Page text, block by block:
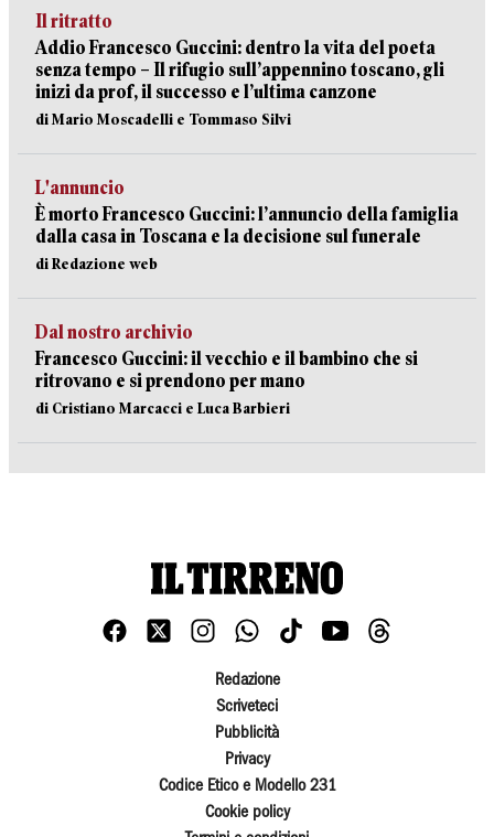
Il ritratto
Addio Francesco Guccini: dentro la vita del poeta
senza tempo – Il rifugio sull’appennino toscano, gli
inizi da prof, il successo e l’ultima canzone
di Mario Moscadelli e Tommaso Silvi
L'annuncio
È morto Francesco Guccini: l’annuncio della famiglia
dalla casa in Toscana e la decisione sul funerale
di Redazione web
Dal nostro archivio
Francesco Guccini: il vecchio e il bambino che si
ritrovano e si prendono per mano
di Cristiano Marcacci e Luca Barbieri
Redazione
Scriveteci
Pubblicità
Privacy
Codice Etico e Modello 231
Cookie policy